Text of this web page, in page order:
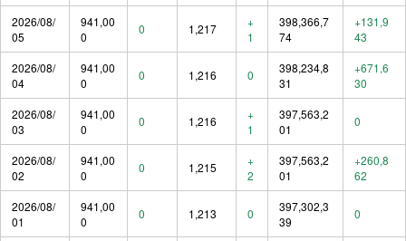
2026/08/
05
941,00
0
0 1,217
+
1
398,366,7
74
+131,9
43
2026/08/
04
941,00
0
0 1,216 0
398,234,8
31
+671,6
30
2026/08/
03
941,00
0
0 1,216
+
1
397,563,2
01
0
2026/08/
02
941,00
0
0 1,215
+
2
397,563,2
01
+260,8
62
2026/08/
01
941,00
0
0 1,213 0
397,302,3
39
0